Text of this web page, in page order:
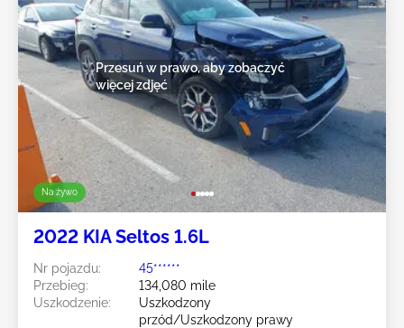
Na żywo
Przesuń w prawo, aby zobaczyć
więcej zdjęć
2022 KIA Seltos 1.6L
Nr pojazdu:
45******
Przebieg:
134,080 mile
Uszkodzenie:
Uszkodzony
przód/Uszkodzony prawy